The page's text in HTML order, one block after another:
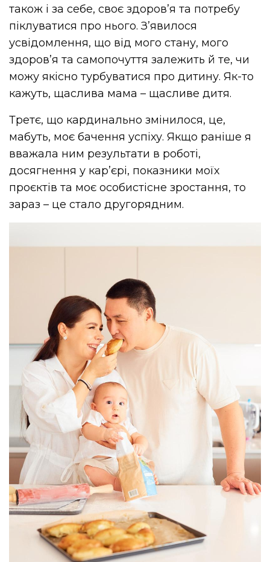
також і за себе, своє здоровʼя та потребу
піклуватися про нього. З’явилося
усвідомлення, що від мого стану, мого
здоровʼя та самопочуття залежить й те, чи
можу якісно турбуватися про дитину. Як-то
кажуть, щаслива мама – щасливе дитя.
Третє, що кардинально змінилося, це,
мабуть, моє бачення успіху. Якщо раніше я
вважала ним результати в роботі,
досягнення у карʼєрі, показники моїх
проєктів та моє особистісне зростання, то
зараз – це стало другорядним.